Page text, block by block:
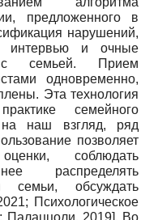
предложенного в
нарушений,
интервью и очные
с семьей. Прием
одновременно,
Эта технология
семейного
на наш взгляд, ряд
позволяет
соблюдать
распределять
семьи, обсуждать
; Психологическое
; Палаццоли, 2019]. Во